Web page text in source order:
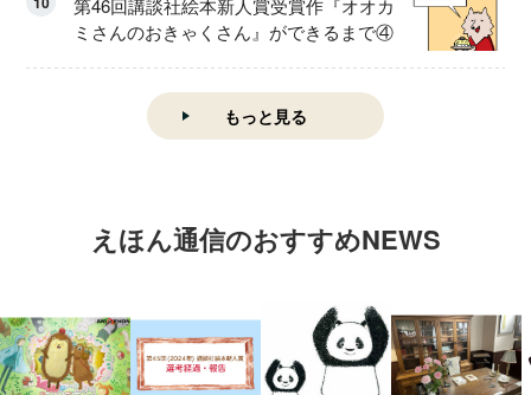
第46回講談社絵本新人賞受賞作『オオカ
ミさんのおきゃくさん』ができるまで④
もっと見る
えほん通信のおすすめNEWS